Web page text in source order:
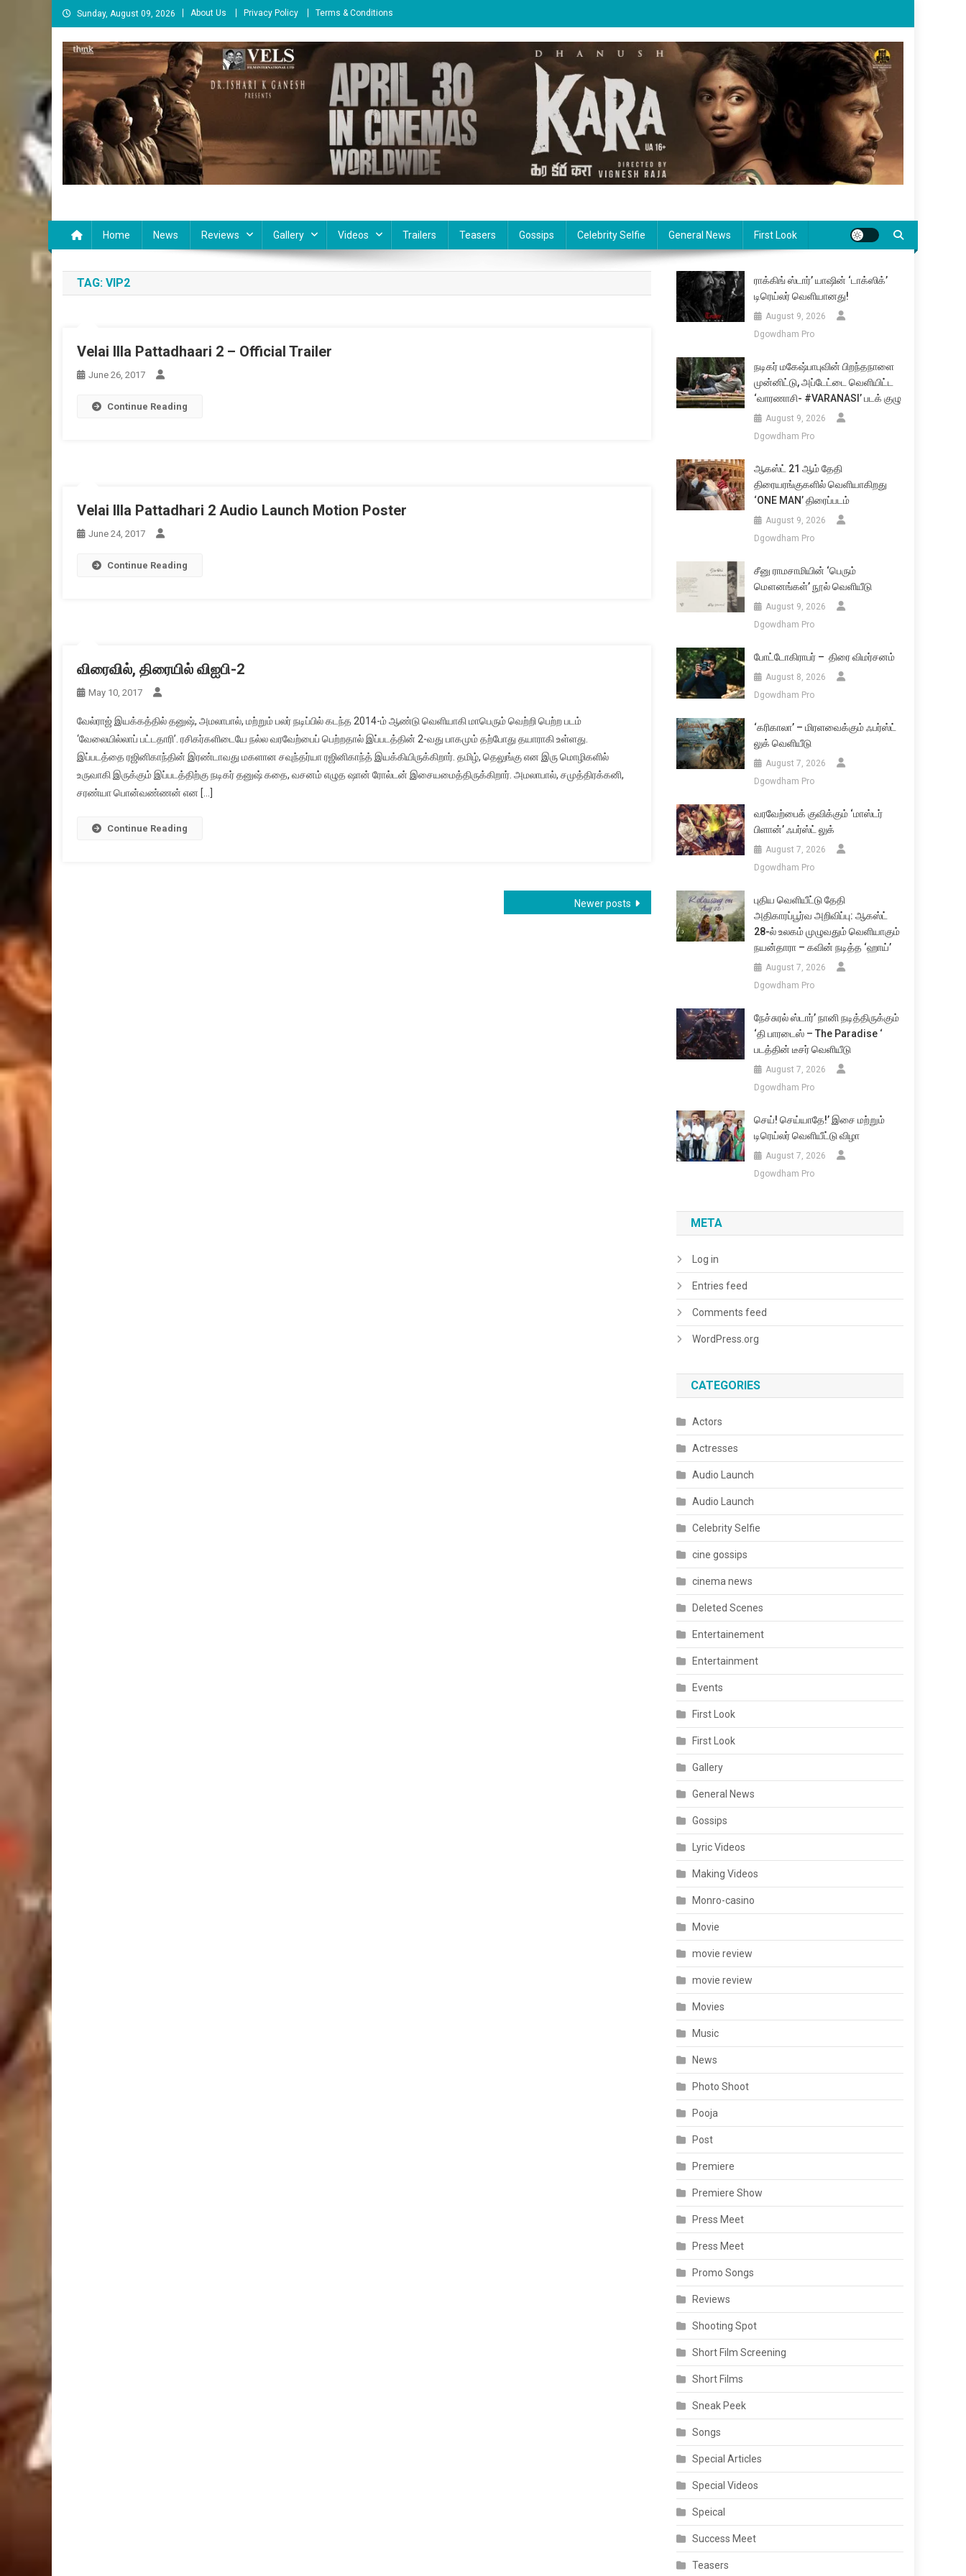
Skip
to
content
Sunday, August 09, 2026 About Us Privacy Policy Terms & Conditions
Cinema Paarvai
Home News Reviews Gallery Videos Trailers Teasers Gossips Celebrity Selfie General News First Look
TAG: VIP2
Velai Illa Pattadhaari 2 – Official Trailer
June 26, 2017
Continue Reading
Velai Illa Pattadhari 2 Audio Launch Motion Poster
June 24, 2017
Continue Reading
விரைவில், திரையில் விஐபி-2
May 10, 2017
வேல்ராஜ் இயக்கத்தில் தனுஷ், அமலாபால், மற்றும் பலர் நடிப்பில் கடந்த 2014-ம் ஆண்டு வெளியாகி மாபெரும் வெற்றி பெற்ற படம்
‘வேலையில்லாப் பட்டதாரி’. ரசிகர்களிடையே நல்ல வரவேற்பைப் பெற்றதால் இப்படத்தின் 2-வது பாகமும் தற்போது தயாராகி உள்ளது.
இப்படத்தை ரஜினிகாந்தின் இரண்டாவது மகளான சவுந்தர்யா ரஜினிகாந்த் இயக்கியிருக்கிறார். தமிழ், தெலுங்கு என இரு மொழிகளில்
உருவாகி இருக்கும் இப்படத்திற்கு நடிகர் தனுஷ் கதை, வசனம் எழுத ஷான் ரோல்டன் இசையமைத்திருக்கிறார். அமலாபால், சமுத்திரக்கனி,
சரண்யா பொன்வண்ணன் என […]
Continue Reading
Newer posts
ராக்கிங் ஸ்டார்’ யாஷின் ‘டாக்ஸிக்’
டிரெய்லர் வெளியானது!
August 9, 2026
Dgowdham Pro
நடிகர் மகேஷ்பாபுவின் பிறந்தநாளை
முன்னிட்டு, அப்டேட்டை வெளியிட்ட
‘வாரணாசி- #VARANASI’ படக் குழு
August 9, 2026
Dgowdham Pro
ஆகஸ்ட் 21 ஆம் தேதி
திரையரங்குகளில் வெளியாகிறது
‘ONE MAN’ திரைப்படம்
August 9, 2026
Dgowdham Pro
சீனு ராமசாமியின் ‘பெரும்
மௌனங்கள்’ நூல் வெளியீடு
August 9, 2026
Dgowdham Pro
போட்டோகிராபர் – திரை விமர்சனம்
August 8, 2026
Dgowdham Pro
‘கரிகாலா’ – மிரளவைக்கும் ஃபர்ஸ்ட்
லுக் வெளியீடு
August 7, 2026
Dgowdham Pro
வரவேற்பைக் குவிக்கும் ‘மாஸ்டர்
பிளான்’ ஃபர்ஸ்ட் லுக்
August 7, 2026
Dgowdham Pro
புதிய வெளியீட்டு தேதி
அதிகாரப்பூர்வ அறிவிப்பு: ஆகஸ்ட்
28-ல் உலகம் முழுவதும் வெளியாகும்
நயன்தாரா – கவின் நடித்த ‘ஹாய்’
August 7, 2026
Dgowdham Pro
நேச்சுரல் ஸ்டார்’ நானி நடித்திருக்கும்
‘தி பாரடைஸ் – The Paradise ‘
படத்தின் டீசர் வெளியீடு
August 7, 2026
Dgowdham Pro
செய்! செய்யாதே!’ இசை மற்றும்
டிரெய்லர் வெளியீட்டு விழா
August 7, 2026
Dgowdham Pro
META
Log in
Entries feed
Comments feed
WordPress.org
CATEGORIES
Actors
Actresses
Audio Launch
Audio Launch
Celebrity Selfie
cine gossips
cinema news
Deleted Scenes
Entertainement
Entertainment
Events
First Look
First Look
Gallery
General News
Gossips
Lyric Videos
Making Videos
Monro-casino
Movie
movie review
movie review
Movies
Music
News
Photo Shoot
Pooja
Post
Premiere
Premiere Show
Press Meet
Press Meet
Promo Songs
Reviews
Shooting Spot
Short Film Screening
Short Films
Sneak Peek
Songs
Special Articles
Special Videos
Speical
Success Meet
Teasers